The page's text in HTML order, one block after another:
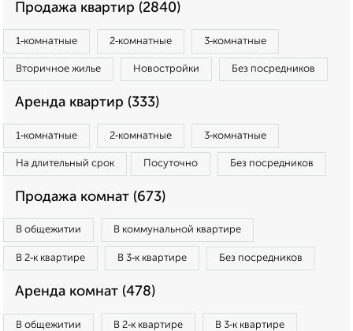
Продажа квартир (2840)
1‑комнатные 2‑комнатные 3‑комнатные
Вторичное жилье Новостройки Без посредников
Аренда квартир (333)
1‑комнатные 2‑комнатные 3‑комнатные
На длительный срок Посуточно Без посредников
Продажа комнат (673)
В общежитии В коммунальной квартире
В 2‑к квартире В 3‑к квартире Без посредников
Аренда комнат (478)
В общежитии В 2‑к квартире В 3‑к квартире